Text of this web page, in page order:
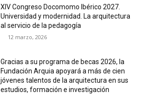
XIV Congreso Docomomo Ibérico 2027.
Universidad y modernidad. La arquitectura
al servicio de la pedagogía
12 marzo, 2026
Gracias a su programa de becas 2026, la
Fundación Arquia apoyará a más de cien
jóvenes talentos de la arquitectura en sus
estudios, formación e investigación